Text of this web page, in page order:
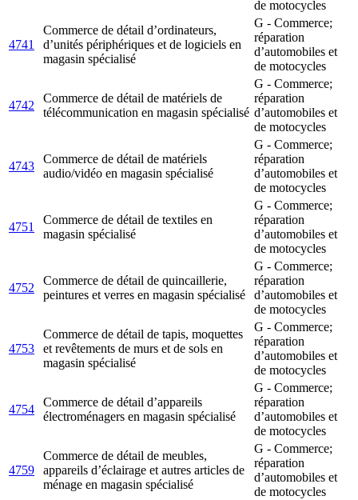
de motocycles
4741
Commerce de détail d’ordinateurs,
d’unités périphériques et de logiciels en
magasin spécialisé
G - Commerce;
réparation
d’automobiles et
de motocycles
4742
Commerce de détail de matériels de
télécommunication en magasin spécialisé
G - Commerce;
réparation
d’automobiles et
de motocycles
4743
Commerce de détail de matériels
audio/vidéo en magasin spécialisé
G - Commerce;
réparation
d’automobiles et
de motocycles
4751
Commerce de détail de textiles en
magasin spécialisé
G - Commerce;
réparation
d’automobiles et
de motocycles
4752
Commerce de détail de quincaillerie,
peintures et verres en magasin spécialisé
G - Commerce;
réparation
d’automobiles et
de motocycles
4753
Commerce de détail de tapis, moquettes
et revêtements de murs et de sols en
magasin spécialisé
G - Commerce;
réparation
d’automobiles et
de motocycles
4754
Commerce de détail d’appareils
électroménagers en magasin spécialisé
G - Commerce;
réparation
d’automobiles et
de motocycles
4759
Commerce de détail de meubles,
appareils d’éclairage et autres articles de
ménage en magasin spécialisé
G - Commerce;
réparation
d’automobiles et
de motocycles